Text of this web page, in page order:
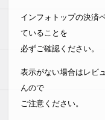
インフォトップの決済
ていることを
必ずご確認ください。
表示がない場合はレビ
んので
ご注意ください。